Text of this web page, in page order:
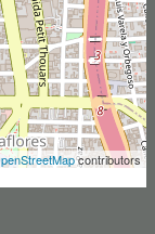
contributors